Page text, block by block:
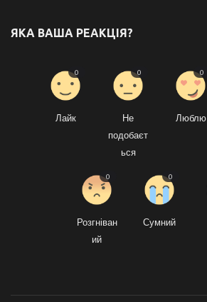
ЯКА ВАША РЕАКЦІЯ?
Лайк
0
Не
подобаєт
ься
0
Люблю
0
Розгніван
ий
0
Сумний
0